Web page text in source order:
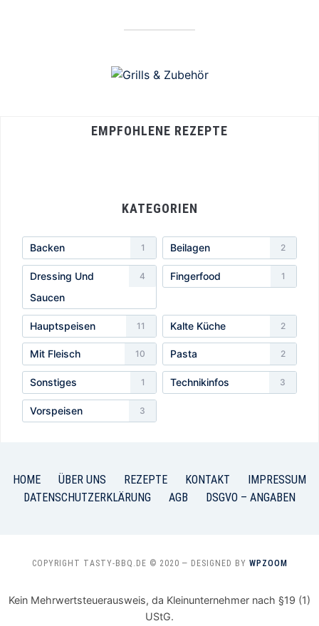
EMPFOHLENE REZEPTE
KATEGORIEN
Backen 1 Beilagen 2
Dressing Und
Saucen
4 Fingerfood 1
Hauptspeisen 11 Kalte Küche 2
Mit Fleisch 10 Pasta 2
Sonstiges 1 Technikinfos 3
Vorspeisen 3
HOME ÜBER UNS REZEPTE KONTAKT
IMPRESSUM
DATENSCHUTZERKLÄRUNG
AGB DSGVO – ANGABEN
COPYRIGHT TASTY-BBQ.DE © 2020 — DESIGNED BY WPZOOM
Kein Mehrwertsteuerausweis, da Kleinunternehmer nach §19 (1)
UStG.